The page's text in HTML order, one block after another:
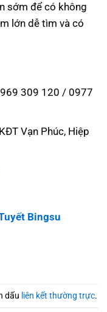
sớm để có không
lớn dễ tìm và có
309 120 / 0977
Vạn Phúc, Hiệp
Bingsu
dấu liên kết thường trực.